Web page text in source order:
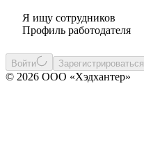
Я ищу сотрудников
Профиль работодателя
Войти Зарегистрироваться
© 2026 ООО «Хэдхантер»